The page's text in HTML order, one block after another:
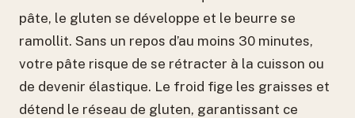
pâte, le gluten se développe et le beurre se
ramollit. Sans un repos d’au moins 30 minutes,
votre pâte risque de se rétracter à la cuisson ou
de devenir élastique. Le froid fige les graisses et
détend le réseau de gluten, garantissant ce